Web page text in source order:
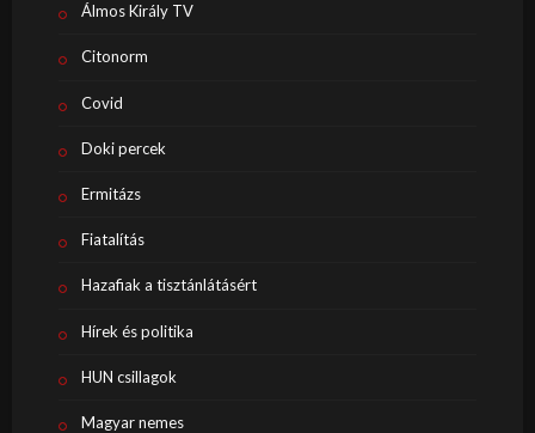
Álmos Király TV
Citonorm
Covid
Doki percek
Ermitázs
Fiatalítás
Hazafiak a tisztánlátásért
Hírek és politika
HUN csillagok
Magyar nemes